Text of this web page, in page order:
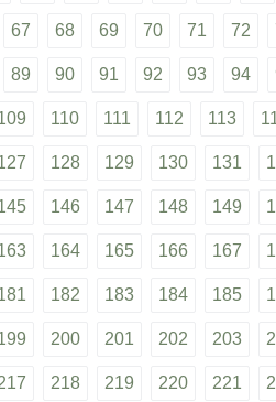
67 68 69 70 71 72
89 90 91 92 93 94
110 111 112 113
128 129 130 131
146 147 148 149
164 165 166 167
182 183 184 185
200 201 202 203
218 219 220 221